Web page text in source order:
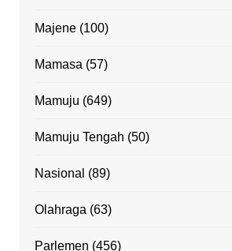
Majene(100)
Mamasa (57)
Mamuju (649)
Mamuju Tengah (50)
Nasional (89)
Olahraga (63)
Parlemen (456)